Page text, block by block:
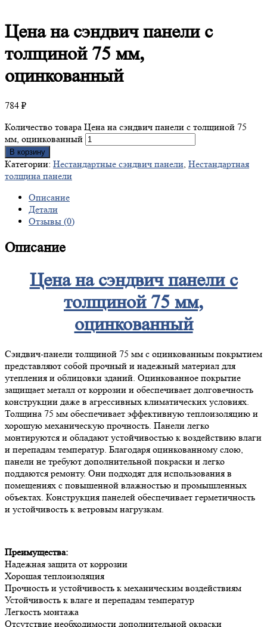
Ценана сэндвич панели с
толщиной 75 мм,
оцинкованный
784 ₽
Количество товара Цена на сэндвич панели с толщиной 75
мм, оцинкованный
В корзину
Категории: Нестандартные сэндвич панели, Нестандартная
толщина панели
Описание
Детали
Отзывы (0)
Описание
Цена на сэндвич панели с
толщиной 75 мм,
оцинкованный
Сэндвич-панели толщиной 75 мм с оцинкованным покрытием
представляют собой прочный и надежный материал для
утепления и облицовки зданий. Оцинкованное покрытие
защищает металл от коррозии и обеспечивает долговечность
конструкции даже в агрессивных климатических условиях.
Толщина 75 мм обеспечивает эффективную теплоизоляцию и
хорошую механическую прочность. Панели легко
монтируются и обладают устойчивостью к воздействию влаги
и перепадам температур. Благодаря оцинкованному слою,
панели не требуют дополнительной покраски и легко
поддаются ремонту. Они подходят для использования в
помещениях с повышенной влажностью и промышленных
объектах. Конструкция панелей обеспечивает герметичность
и устойчивость к ветровым нагрузкам.
Преимущества:
Надежная защита от коррозии
Хорошая теплоизоляция
Прочность и устойчивость к механическим воздействиям
Устойчивость к влаге и перепадам температур
Легкость монтажа
Отсутствие необходимости дополнительной окраски